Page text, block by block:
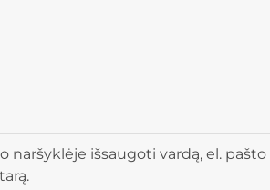
naršyklėje išsaugoti vardą, el.